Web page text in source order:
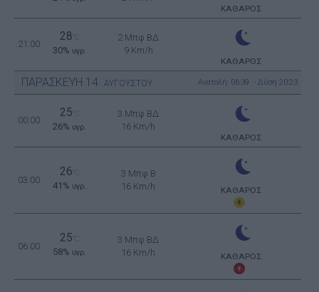
ΚΑΘΑΡΟΣ
21:00
28
30% υγρ.
2 Μπφ ΒΔ
9 Km/h
ΚΑΘΑΡΟΣ
ΠΑΡΑΣΚΕΥΗ 14 ΑΥΓΟΥΣΤΟΥ Ανατολή: 06:39 - Δύση 20:23
00:00
25
26% υγρ.
3 Μπφ ΒΔ
16 Km/h
ΚΑΘΑΡΟΣ
03:00
26
41% υγρ.
3 Μπφ B
16 Km/h
ΚΑΘΑΡΟΣ
06:00
25
58% υγρ.
3 Μπφ ΒΔ
16 Km/h
ΚΑΘΑΡΟΣ